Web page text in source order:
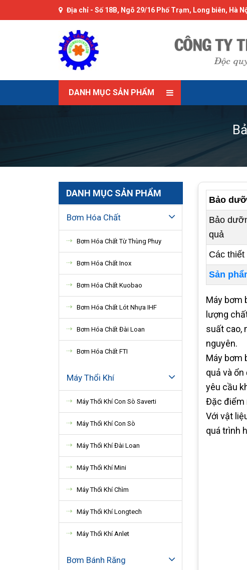
Địa chỉ - Số 18B, Ngõ 29/16 Phố Trạm, Long biên, Hà
DANH MỤC SẢN PHẨM
DANH MỤC SẢN PHẨM
Bơm Hóa Chất
Bơm Hóa Chất Từ Thùng Phuy
Bơm Hóa Chất Inox
Bơm Hóa Chất Kuobao
Bơm Hóa Chất Lót Nhựa IHF
Bơm Hóa Chất Đài Loan
Bơm Hóa Chất FTI
Máy Thổi Khí
Máy Thổi Khí Con Sò Saverti
Máy Thổi Khí Con Sò
Máy Thổi Khí Đài Loan
Máy Thổi Khí Mini
Máy Thổi Khí Chìm
Máy Thổi Khí Longtech
Máy Thổi Khí Anlet
Bơm Bánh Răng
Bảo
Bảo
quả
Các
Sản
Máy bơm
lượng
suất cao,
nguyên.
Máy bơm
quả và
yêu cầu
Đặc điểm
Với vật
quá trình